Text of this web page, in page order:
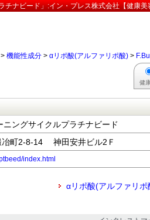
ナビード」:イン・プレス株式会社【健康美
> 機能性成分 > αリポ酸(アルファリポ酸) >
健
ングサイクルプラチナビード
町2-8-14 神田安井ビル2Ｆ
index.html
αリポ酸(アルファリポ